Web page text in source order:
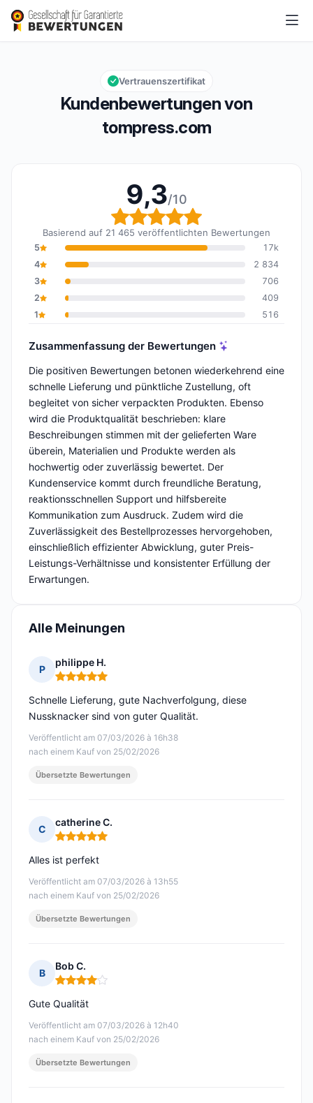
tompress.com
Gesamtbewertung: 9,3 von 10
9,3/10
Kundenbewertungen von
tompress.com
Vertrauenszertifikat
9,3/10
Gesamtbewertung: 9,3
Basierend auf 21 465 veröffentlichten Bewertungen
5
17k
4
2 834
3
706
2
409
1
516
Zusammenfassung der Bewertungen
Die positiven Bewertungen betonen wiederkehrend eine
schnelle Lieferung und pünktliche Zustellung, oft
begleitet von sicher verpackten Produkten. Ebenso
wird die Produktqualität beschrieben: klare
Beschreibungen stimmen mit der gelieferten Ware
überein, Materialien und Produkte werden als
hochwertig oder zuverlässig bewertet. Der
Kundenservice kommt durch freundliche Beratung,
reaktionsschnellen Support und hilfsbereite
Kommunikation zum Ausdruck. Zudem wird die
Zuverlässigkeit des Bestellprozesses hervorgehoben,
einschließlich effizienter Abwicklung, guter Preis-
Leistungs-Verhältnisse und konsistenter Erfüllung der
Erwartungen.
Alle Meinungen
P
philippe H.
Hinweis: 5 von 5
Veröffentlicht am 07/03/2026 à 16h38
nach einem Kauf von 25/02/2026
Schnelle Lieferung, gute Nachverfolgung, diese
Nussknacker sind von guter Qualität.
Übersetzte Bewertungen
C
catherine C.
Hinweis: 5 von 5
Veröffentlicht am 07/03/2026 à 13h55
nach einem Kauf von 25/02/2026
Alles ist perfekt
Übersetzte Bewertungen
B
Bob C.
Hinweis: 4 von 5
Veröffentlicht am 07/03/2026 à 12h40
nach einem Kauf von 25/02/2026
Gute Qualität
Übersetzte Bewertungen